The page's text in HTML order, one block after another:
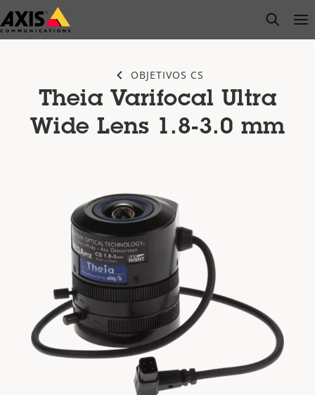
Saltar
al
open
OBJETIVOS CS
Theia Varifocal Ultra
Wide Lens 1.8-3.0 mm